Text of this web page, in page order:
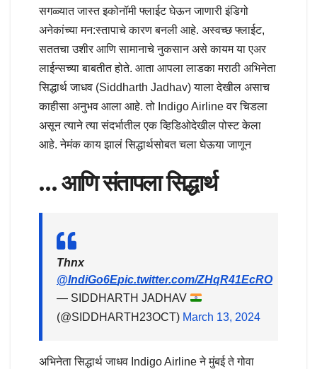
सगळ्यात जास्त इकोनॉमी फ्लाईट घेऊन जाणारी इंडिगो
अनेकांच्या मन:स्तापाचे कारण बनली आहे. अस्वच्छ फ्लाईट,
सततचा उशीर आणि सामानाचे नुकसान असे कायम या एअर
लाईन्सच्या बाबतीत होते. आता आपला लाडका मराठी अभिनेता
सिद्धार्थ जाधव (Siddharth Jadhav) याला देखील असाच
काहीसा अनुभव आला आहे. तो Indigo Airline वर चिडला
असून त्याने त्या संदर्भातील एक व्हिडिओदेखील पोस्ट केला
आहे. नेमंक काय झालं सिद्धार्थसोबत चला घेऊया जाणून
… आणि संतापला सिद्धार्थ
Thnx
@IndiGo6Epic.twitter.com/ZHqR41EcRO
— SIDDHARTH JADHAV
(@SIDDHARTH23OCT) March 13, 2024
अभिनेता सिद्धार्थ जाधव Indigo Airline ने मुंबई ते गोवा